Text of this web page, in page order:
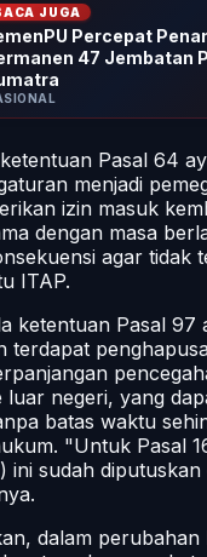
JUGA
Percepat
47 Jembatan
Pasal 64
menjadi
izin masuk
dengan masa
agar tidak
ITAP.
ketentuan Pasal 97
terdapat
luar negeri, yang
batas waktu
"Untuk Pasal
ini sudah
dalam